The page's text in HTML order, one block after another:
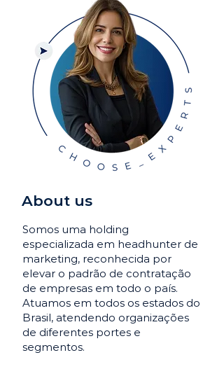
About us
Somos uma holding
especializada em headhunter de
marketing, reconhecida por
elevar o padrão de contratação
de empresas em todo o país.
Atuamos em todos os estados do
Brasil, atendendo organizações
de diferentes portes e
segmentos.